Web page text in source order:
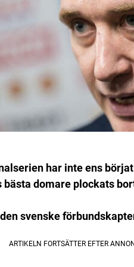
har inte ens
bästa domare plockats
svenske